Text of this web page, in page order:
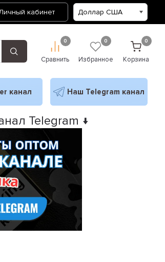
кабинет
0
Сравнить
0
Избранное
0
Корзина
канал Наш Telegram канал
Telegram ↓